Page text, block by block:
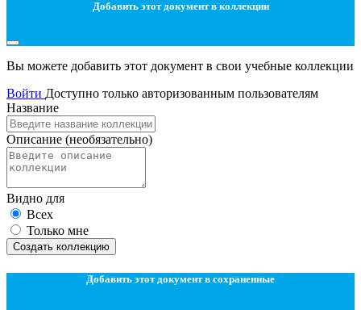
Добавить этот документ в коллекции
Вы можете добавить этот документ в свои учебные коллекции
Войти Доступно только авторизованным пользователям
Название
Описание (необязательно)
Видно для
Всех
Только мне
Создать коллекцию
Добавить этот документ в сохраненные